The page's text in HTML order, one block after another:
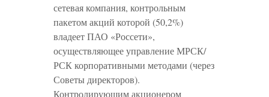
сетевая компания, контрольным
пакетом акций которой (50,2%)
владеет ПАО «Россети»,
осуществляющее управление МРСК/
РСК корпоративными методами (через
Советы директоров).
Контролирующим акционером